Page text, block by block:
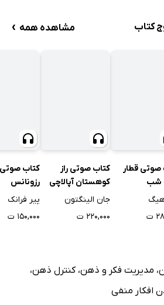
کتاب مشاهده همه ›
صوتی قطار
شب
ت
کتاب صوتی راز
کوهستان آپالاچی
جان الینگتون
۲۲۰,۰۰۰ ت
کتاب
رزونانس
پیر فرانک
۱۵۰,۰۰۰ ت
، مدیریت فکر و ذهن،کنترل ذهن،
افکار منفی